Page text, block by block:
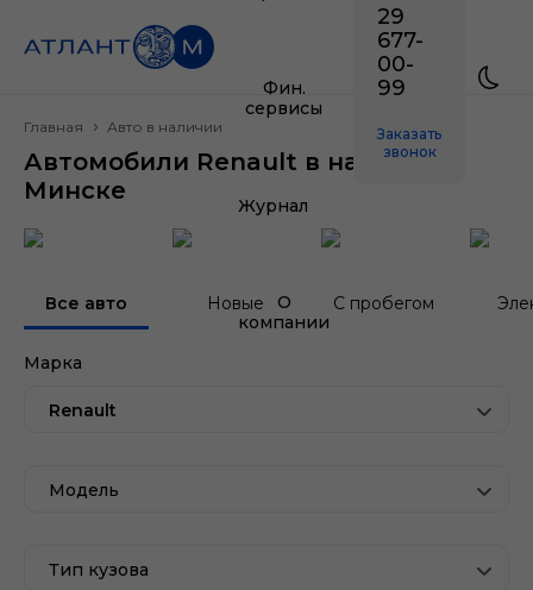
Фин.
сервисы
Журнал
О
компании
29
677-
00-
99
Заказать
звонок
Главная Авто в наличии
Автомобили Renault в наличии в
Минске
Все авто Новые С пробегом
Марка
Renault
Модель
Тип кузова